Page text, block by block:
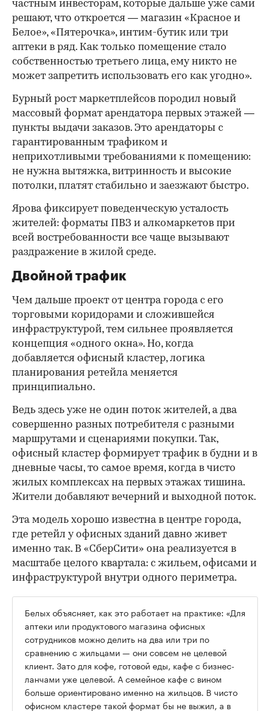
частным инвесторам, которые дальше уже сами
решают, что откроется — магазин «Красное и
Белое», «Пятерочка», интим-бутик или три
аптеки в ряд. Как только помещение стало
собственностью третьего лица, ему никто не
может запретить использовать его как угодно».
Бурный рост маркетплейсов породил новый
массовый формат арендатора первых этажей —
пункты выдачи заказов. Это арендаторы с
гарантированным трафиком и
неприхотливыми требованиями к помещению:
не нужна вытяжка, витринность и высокие
потолки, платят стабильно и заезжают быстро.
Ярова фиксирует поведенческую усталость
жителей: форматы ПВЗ и алкомаркетов при
всей востребованности все чаще вызывают
раздражение в жилой среде.
Двойной трафик
Чем дальше проект от центра города с его
торговыми коридорами и сложившейся
инфраструктурой, тем сильнее проявляется
концепция «одного окна». Но, когда
добавляется офисный кластер, логика
планирования ретейла меняется
принципиально.
Ведь здесь уже не один поток жителей, а два
совершенно разных потребителя с разными
маршрутами и сценариями покупки. Так,
офисный кластер формирует трафик в будни и в
дневные часы, то самое время, когда в чисто
жилых комплексах на первых этажах тишина.
Жители добавляют вечерний и выходной поток.
Эта модель хорошо известна в центре города,
где ретейл у офисных зданий давно живет
именно так. В «СберСити» она реализуется в
масштабе целого квартала: с жильем, офисами и
инфраструктурой внутри одного периметра.
Белых объясняет, как это работает на практике: «Для
аптеки или продуктового магазина офисных
сотрудников можно делить на два или три по
сравнению с жильцами — они совсем не целевой
клиент. Зато для кофе, готовой еды, кафе с бизнес-
ланчами уже целевой. А семейное кафе с вином
больше ориентировано именно на жильцов. В чисто
офисном кластере такой формат бы не выжил, а в